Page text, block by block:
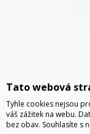
Tato webová
Tyhle cookies nejsou
váš zážitek na webu.
bez obav. Souhlasíte s